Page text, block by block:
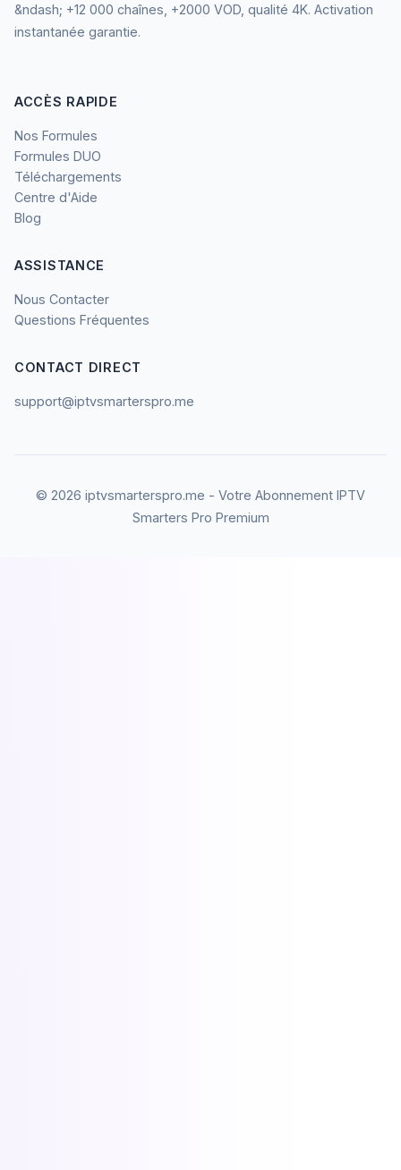
&ndash; +12 000 chaînes, +2000 VOD, qualité 4K. Activation
instantanée garantie.
ACCÈS RAPIDE
Nos Formules
Formules DUO
Téléchargements
Centre d'Aide
Blog
ASSISTANCE
Nous Contacter
Questions Fréquentes
CONTACT DIRECT
support@iptvsmarterspro.me
© 2026 iptvsmarterspro.me - Votre Abonnement IPTV
Smarters Pro Premium